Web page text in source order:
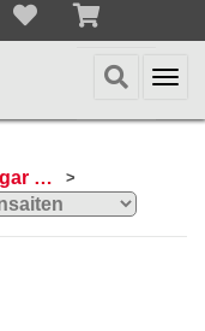
Jargar Saiten >